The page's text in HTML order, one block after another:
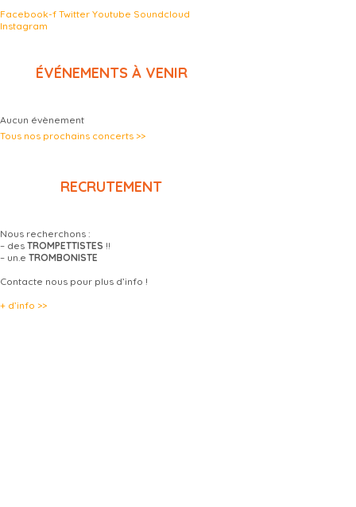
Facebook-f Twitter Youtube Soundcloud
Instagram
ÉVÉNEMENTS À VENIR
Aucun évènement
Tous nos prochains concerts >>
RECRUTEMENT
Nous recherchons :
– des TROMPETTISTES !!
– un.e TROMBONISTE
Contacte nous pour plus d’info !
+ d’info >>